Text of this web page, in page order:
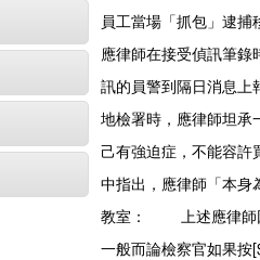
員工當場「抓包」逮
應律師在接受偵訊筆
訊的員警到隔日消息上
地檢署時，應律師坦承
己有強迫症，不能容許
中指出，應律師「本身
教室：
上述應律師因
一般而論檢察官如果